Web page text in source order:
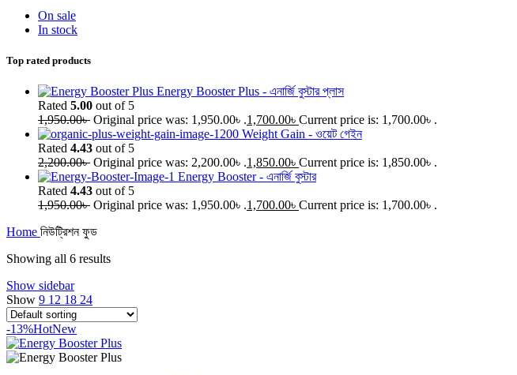
On sale
In stock
Top rated products
Energy Booster Plus - এনার্জি বুস্টার প্লাস
Rated 5.00 out of 5
1,950.00৳ Original price was: 1,950.00৳ .1,700.00৳ Current price is: 1,700.00৳ .
Weight Gain - ওয়েট গেইন
Rated 4.43 out of 5
2,200.00৳ Original price was: 2,200.00৳ .1,850.00৳ Current price is: 1,850.00৳ .
Energy Booster - এনার্জি বুস্টার
Rated 4.43 out of 5
1,950.00৳ Original price was: 1,950.00৳ .1,700.00৳ Current price is: 1,700.00৳ .
Home নিউট্রিশন ফুড
Showing all 6 results
Show sidebar
Show 9 12 18 24
-13%HotNew